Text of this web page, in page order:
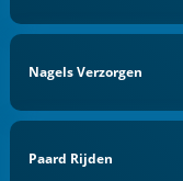
Nagels Verzorgen
Paard Rijden